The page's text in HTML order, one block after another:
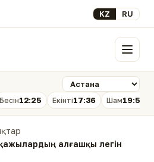
Select your
KZ RU
Мәзір
Бесін12:25 Екінті17:36 Шам19:56
қажылардың алғашқы легін